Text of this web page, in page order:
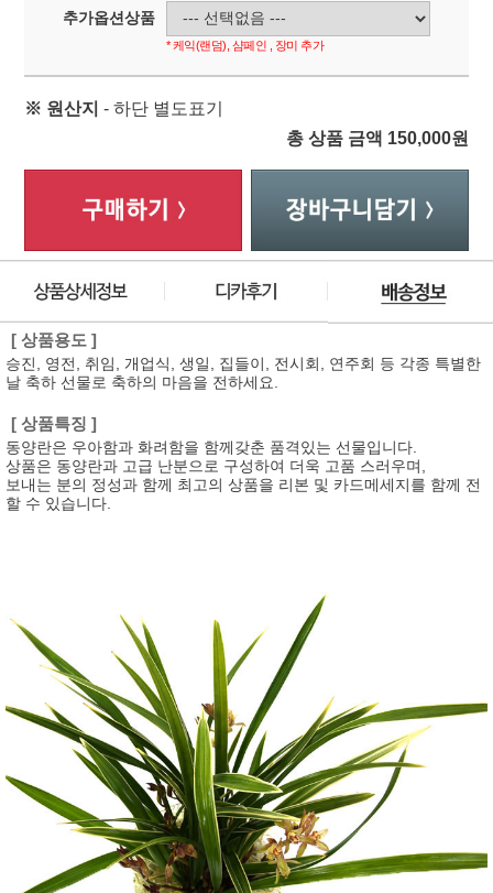
추가옵션상품
* 케익(랜덤), 샴페인 , 장미 추가
※ 원산지 - 하단 별도표기
총 상품 금액 150,000원
[ 상품용도 ]
승진, 영전, 취임, 개업식, 생일, 집들이, 전시회, 연주회 등 각종 특별한
날 축하 선물로 축하의 마음을 전하세요.
[ 상품특징 ]
동양란은 우아함과 화려함을 함께갖춘 품격있는 선물입니다.
상품은 동양란과 고급 난분으로 구성하여 더욱 고품 스러우며,
보내는 분의 정성과 함께 최고의 상품을 리본 및 카드메세지를 함께 전
할 수 있습니다.